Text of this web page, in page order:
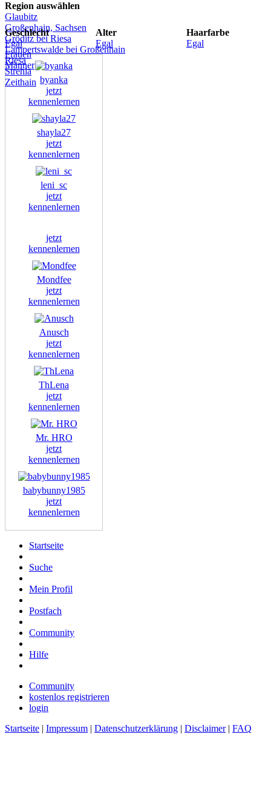
Region auswählen
Glaubitz
Großenhain, Sachsen
Gröditz bei Riesa
Lampertswalde bei Großenhain
Riesa
Strehla
Zeithain
Geschlecht
Egal
Frauen
Männer
Alter
Egal
Haarfarbe
Egal
byanka
jetzt
kennenlernen
shayla27
jetzt
kennenlernen
leni_sc
jetzt
kennenlernen
jetzt
kennenlernen
Mondfee
jetzt
kennenlernen
Anusch
jetzt
kennenlernen
ThLena
jetzt
kennenlernen
Mr. HRO
jetzt
kennenlernen
babybunny1985
jetzt
kennenlernen
Startseite
Suche
Mein Profil
Postfach
Community
Hilfe
Community
kostenlos registrieren
login
Startseite | Impressum | Datenschutzerklärung | Disclaimer| FAQ